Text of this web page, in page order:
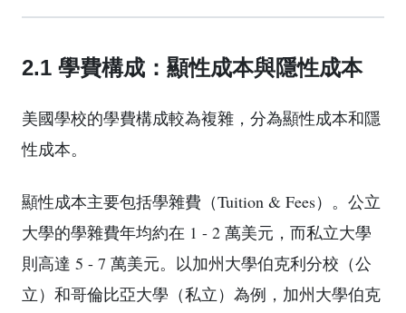
2.1 學費構成：顯性成本與隱性成本
美國學校的學費構成較為複雜，分為顯性成本和隱
性成本。
顯性成本主要包括學雜費（Tuition & Fees）。公立
大學的學雜費年均約在 1 - 2 萬美元，而私立大學
則高達 5 - 7 萬美元。以加州大學伯克利分校（公
立）和哥倫比亞大學（私立）為例，加州大學伯克